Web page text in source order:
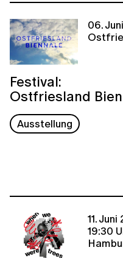
06.
Festival:
Ostfriesland
Ausstellung
11.
19:30